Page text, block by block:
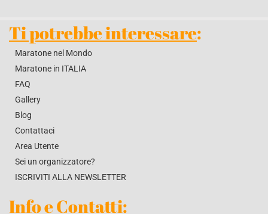
Ti potrebbe interessare:
Maratone nel Mondo
Maratone in ITALIA
FAQ
Gallery
Blog
Contattaci
Area Utente
Sei un organizzatore?
ISCRIVITI ALLA NEWSLETTER
Info e Contatti: